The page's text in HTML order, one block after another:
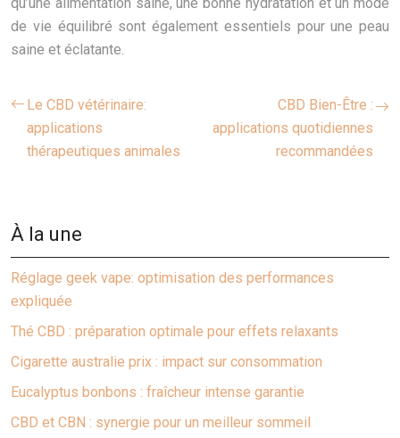
qu’une alimentation saine, une bonne hydratation et un mode
de vie équilibré sont également essentiels pour une peau
saine et éclatante.
Le CBD vétérinaire:
applications
thérapeutiques animales
CBD Bien-Être :
applications quotidiennes
recommandées
À la une
Réglage geek vape: optimisation des performances
expliquée
Thé CBD : préparation optimale pour effets relaxants
Cigarette australie prix : impact sur consommation
Eucalyptus bonbons : fraîcheur intense garantie
CBD et CBN : synergie pour un meilleur sommeil